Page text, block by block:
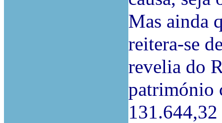
Mas ainda
reitera-se
revelia do
património
131.644,32